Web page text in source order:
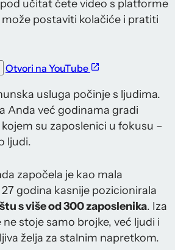
učitat ćete video s platforme
može postaviti kolačiće i pratiti
Otvori na YouTube
usluga počinje s ljudima.
Anda već godinama gradi
su zaposlenici u fokusu –
ljudi.
započela je kao mala
godina kasnije pozicionirala
s više od 300 zaposlenika. Iza
stoje samo brojke, već ljudi i
želja za stalnim napretkom.